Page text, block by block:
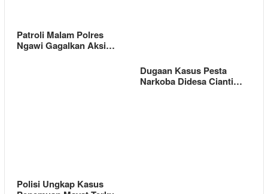
Patroli Malam Polres
Ngawi Gagalkan Aksi…
Dugaan Kasus Pesta
Narkoba Didesa Cianti…
Polisi Ungkap Kasus